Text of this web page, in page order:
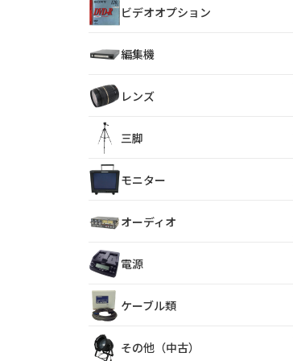
ビデオオプション
編集機
レンズ
三脚
モニター
オーディオ
電源
ケーブル類
その他（中古）